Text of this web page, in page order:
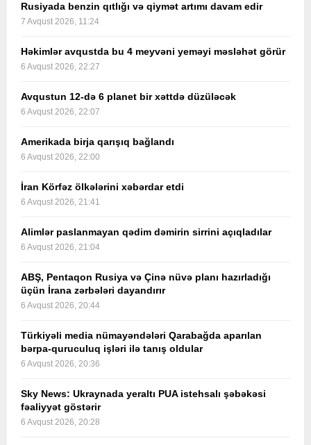
Rusiyada benzin qıtlığı və qiymət artımı davam edir
7 Avqust 2026, 11:24
Həkimlər avqustda bu 4 meyvəni yeməyi məsləhət görür
6 Avqust 2026, 22:27
Avqustun 12-də 6 planet bir xəttdə düzüləcək
6 Avqust 2026, 22:07
Amerikada birja qarışıq bağlandı
6 Avqust 2026, 22:00
İran Körfəz ölkələrini xəbərdar etdi
6 Avqust 2026, 21:41
Alimlər paslanmayan qədim dəmirin sirrini açıqladılar
6 Avqust 2026, 21:04
ABŞ, Pentaqon Rusiya və Çinə nüvə planı hazırladığı
üçün İrana zərbələri dayandırır
6 Avqust 2026, 20:44
Türkiyəli media nümayəndələri Qarabağda aparılan
bərpa-quruculuq işləri ilə tanış oldular
6 Avqust 2026, 20:36
Sky News: Ukraynada yeraltı PUA istehsalı şəbəkəsi
fəaliyyət göstərir
6 Avqust 2026, 20:28